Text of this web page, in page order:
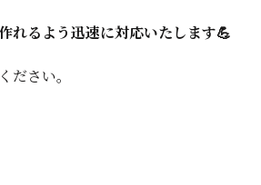
れるよう迅速に対応いたします💪
さい。